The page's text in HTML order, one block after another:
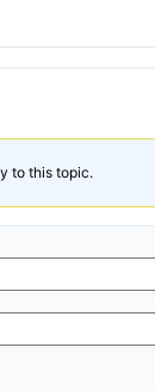
to this topic.